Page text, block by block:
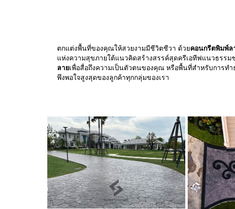
ตกแต่งพื้นที่ของคุณให้สวยงามมีชีวิตชีวา ด้วยคอนกรีตพิมพ์ล
แห่งความสุขภายใต้แนวคิดสร้างสรรค์สุดครีเอทีฟแนวธรร
ลายเพื่อสื่อถึงความเป็นตัวตนของคุณ หรือพื้นที่สำหรับการท
พึงพอใจสูงสุดของลูกค้าทุกกลุ่มของเรา
ทำให้เป็นพื้นที่แข็งแรง ซึ่งลวดลายและความสวยงามของพื้
ด้วย
อะไรคือข้อดีของการเลือกใช้คอนกรีตพิมพ์ลาย?
- “ราคาถูก” เพราะเมื่อเทียบกับการทำพื้นประเภทอื่นๆ จะพบ
- “ความแข็งแรง” ซึ่งคอนกรีตพิมพ์ลายนั้นจะมีความแข็งแรง
- “ป้องกันอุบัติเหตุ” เนื่องจาก จะเป็นการทำพื้น ที่ไม่มีพื้นผิว